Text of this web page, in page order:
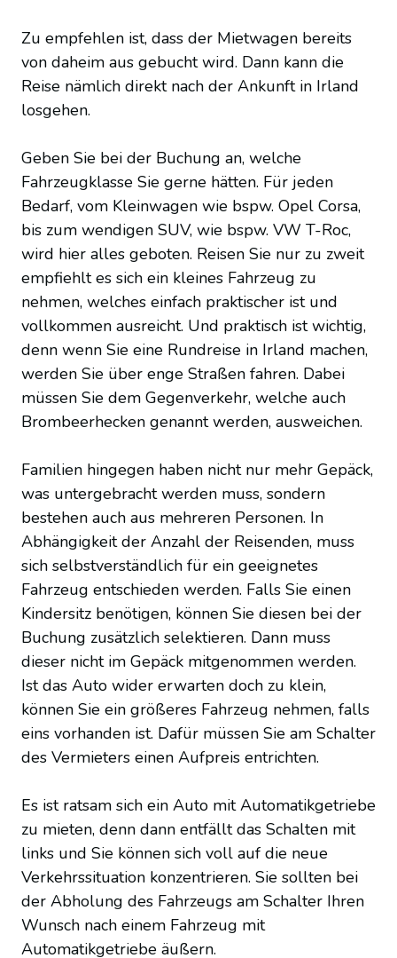
Zu empfehlen ist, dass der Mietwagen bereits
von daheim aus gebucht wird. Dann kann die
Reise nämlich direkt nach der Ankunft in Irland
losgehen.
Geben Sie bei der Buchung an, welche
Fahrzeugklasse Sie gerne hätten. Für jeden
Bedarf, vom Kleinwagen wie bspw. Opel Corsa,
bis zum wendigen SUV, wie bspw. VW T-Roc,
wird hier alles geboten. Reisen Sie nur zu zweit
empfiehlt es sich ein kleines Fahrzeug zu
nehmen, welches einfach praktischer ist und
vollkommen ausreicht. Und praktisch ist wichtig,
denn wenn Sie eine Rundreise in Irland machen,
werden Sie über enge Straßen fahren. Dabei
müssen Sie dem Gegenverkehr, welche auch
Brombeerhecken genannt werden, ausweichen.
Familien hingegen haben nicht nur mehr Gepäck,
was untergebracht werden muss, sondern
bestehen auch aus mehreren Personen. In
Abhängigkeit der Anzahl der Reisenden, muss
sich selbstverständlich für ein geeignetes
Fahrzeug entschieden werden. Falls Sie einen
Kindersitz benötigen, können Sie diesen bei der
Buchung zusätzlich selektieren. Dann muss
dieser nicht im Gepäck mitgenommen werden.
Ist das Auto wider erwarten doch zu klein,
können Sie ein größeres Fahrzeug nehmen, falls
eins vorhanden ist. Dafür müssen Sie am Schalter
des Vermieters einen Aufpreis entrichten.
Es ist ratsam sich ein Auto mit Automatikgetriebe
zu mieten, denn dann entfällt das Schalten mit
links und Sie können sich voll auf die neue
Verkehrssituation konzentrieren. Sie sollten bei
der Abholung des Fahrzeugs am Schalter Ihren
Wunsch nach einem Fahrzeug mit
Automatikgetriebe äußern.